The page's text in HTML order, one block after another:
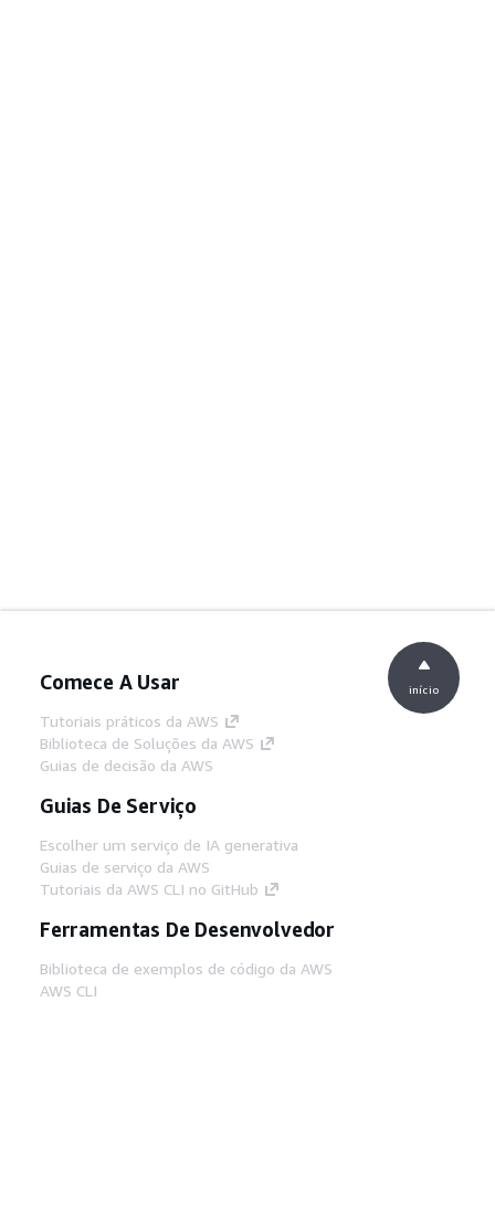
Comece A Usar
Tutoriais práticos da AWS
Biblioteca de Soluções da AWS
Guias de decisão da AWS
Guias De Serviço
Escolher um serviço de IA generativa
Guias de serviço da AWS
Tutoriais da AWS CLI no GitHub
Ferramentas De Desenvolvedor
Biblioteca de exemplos de código da AWS
AWS CLI
início